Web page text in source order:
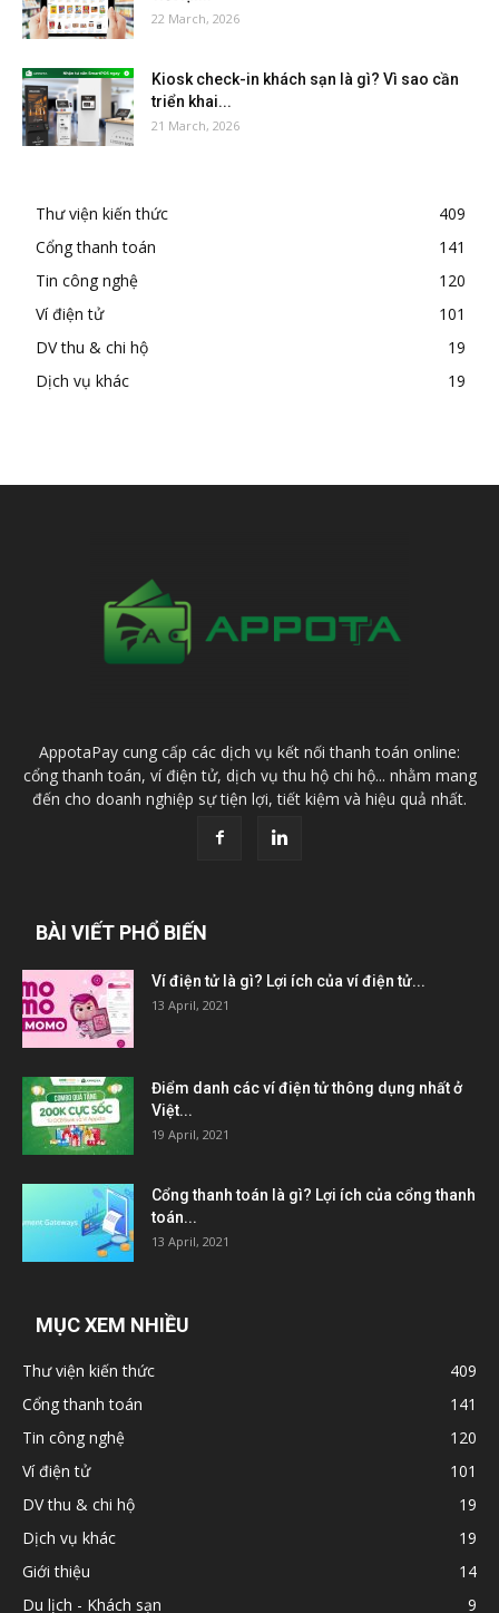
22 March, 2026
Kiosk check-in khách sạn là gì? Vì sao cần
triển khai...
21 March, 2026
Thư viện kiến thức
409
Cổng thanh toán
141
Tin công nghệ
120
Ví điện tử
101
DV thu & chi hộ
19
Dịch vụ khác
19
AppotaPay cung cấp các dịch vụ kết nối thanh toán online:
cổng thanh toán, ví điện tử, dịch vụ thu hộ chi hộ... nhằm mang
đến cho doanh nghiệp sự tiện lợi, tiết kiệm và hiệu quả nhất.
BÀI VIẾT PHỔ BIẾN
Ví điện tử là gì? Lợi ích của ví điện tử...
13 April, 2021
Điểm danh các ví điện tử thông dụng nhất ở
Việt...
19 April, 2021
Cổng thanh toán là gì? Lợi ích của cổng thanh
toán...
13 April, 2021
MỤC XEM NHIỀU
Thư viện kiến thức
409
Cổng thanh toán
141
Tin công nghệ
120
Ví điện tử
101
DV thu & chi hộ
19
Dịch vụ khác
19
Giới thiệu
14
Du lịch - Khách sạn
9